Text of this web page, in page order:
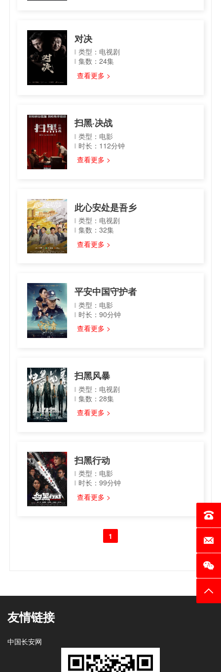
对决
类型：电视剧
集数：24集
查看更多 >
扫黑·决战
类型：电影
时长：112分钟
查看更多 >
此心安处是吾乡
类型：电视剧
集数：32集
查看更多 >
平安中国守护者
类型：电影
时长：90分钟
查看更多 >
扫黑风暴
类型：电视剧
集数：28集
查看更多 >
扫黑行动
类型：电影
时长：99分钟
查看更多 >
1
友情链接
中国长安网
电话
邮箱
返回